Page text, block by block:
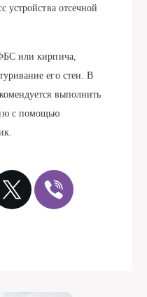
устройства отсечной
или кирпича,
его стен. В
выполнить
с помощью